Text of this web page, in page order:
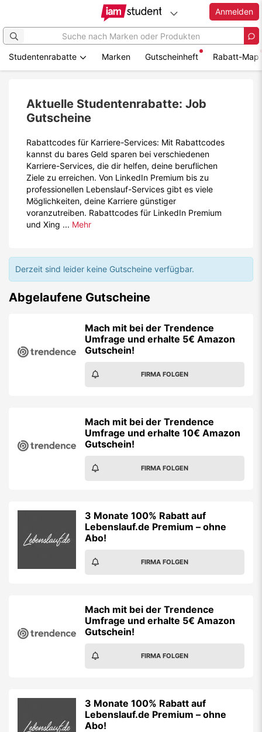
springen
Anmelden
Studentenrabatte Marken Gutscheinheft Rabatt-Map
Aktuelle Studentenrabatte: Job
Gutscheine
Rabattcodes für Karriere-Services: Mit Rabattcodes
kannst du bares Geld sparen bei verschiedenen
Karriere-Services, die dir helfen, deine beruflichen
Ziele zu erreichen. Von LinkedIn Premium bis zu
professionellen Lebenslauf-Services gibt es viele
Möglichkeiten, deine Karriere günstiger
voranzutreiben. Rabattcodes für LinkedIn Premium
und Xing ... Mehr
Derzeit sind leider keine Gutscheine verfügbar.
Abgelaufene Gutscheine
Mach mit bei der Trendence
Umfrage und erhalte 5€ Amazon
Gutschein!
FIRMA FOLGEN
Mach mit bei der Trendence
Umfrage und erhalte 10€ Amazon
Gutschein!
FIRMA FOLGEN
3 Monate 100% Rabatt auf
Lebenslauf.de Premium – ohne
Abo!
FIRMA FOLGEN
Mach mit bei der Trendence
Umfrage und erhalte 5€ Amazon
Gutschein!
FIRMA FOLGEN
3 Monate 100% Rabatt auf
Lebenslauf.de Premium – ohne
Abo!